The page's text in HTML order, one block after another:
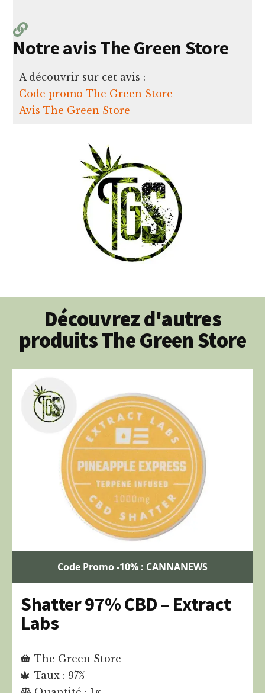
Notre avis The Green Store
A découvrir sur cet avis :
Code promo The Green Store
Avis The Green Store
Découvrez d'autres
produits The Green Store
Code Promo -10% : CANNANEWS
Shatter 97% CBD – Extract
Labs
The Green Store
Taux : 97%